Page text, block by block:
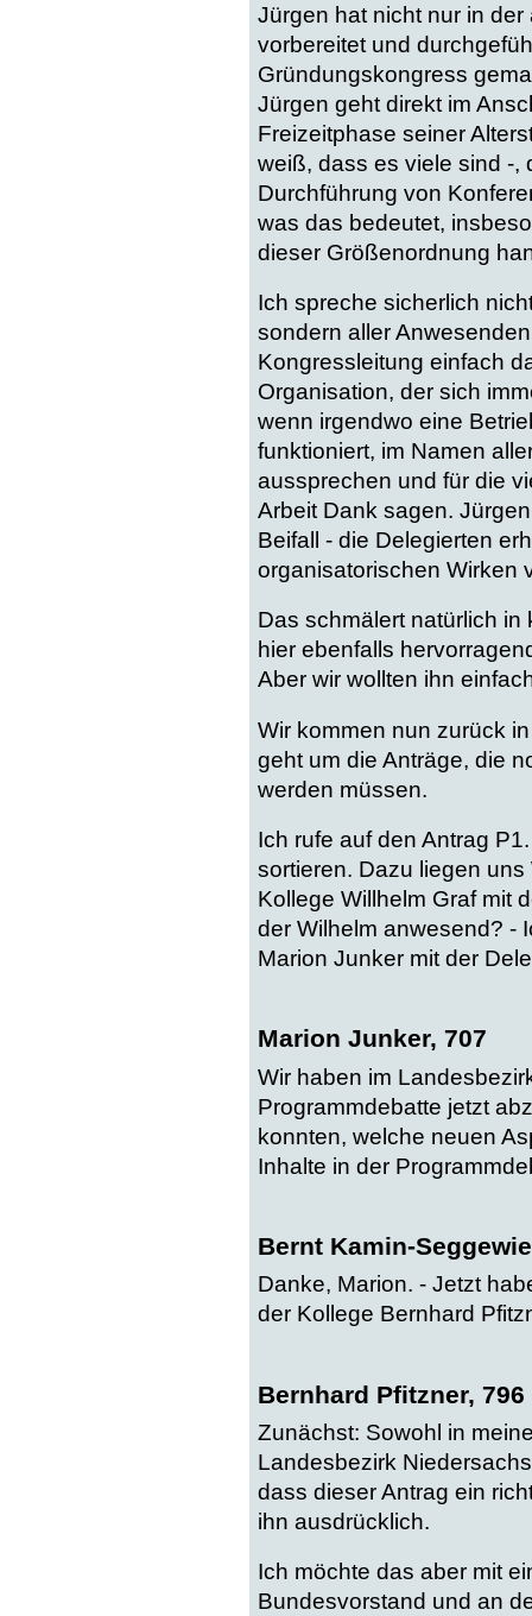
Jürgen hat nicht nur in
vorbereitet und
Gründungskongress
Jürgen geht direkt im
Freizeitphase seiner
weiß, dass es viele sind -,
Durchführung von
was das bedeutet,
dieser Größenordnung
Ich spreche sicherlich
sondern aller
Kongressleitung einfach
Organisation, der sich
wenn irgendwo eine
funktioniert, im Namen
aussprechen und für die
Arbeit Dank sagen.
Beifall - die Delegierten
organisatorischen Wirken
Das schmälert natürlich in
hier ebenfalls
Aber wir wollten ihn
Wir kommen nun zurück
geht um die Anträge, die
werden müssen.
Ich rufe auf den Antrag
sortieren. Dazu liegen
Kollege Willhelm Graf mit
der Wilhelm anwesend? -
Marion Junker mit der
Marion Junker, 707
Wir haben im
Programmdebatte jetzt
konnten, welche neuen
Inhalte in der
Bernt Kamin-
Danke, Marion. - Jetzt
der Kollege Bernhard
Bernhard Pfitzner, 796
Zunächst: Sowohl in
Landesbezirk
dass dieser Antrag ein
ihn ausdrücklich.
Ich möchte das aber mit
Bundesvorstand und an